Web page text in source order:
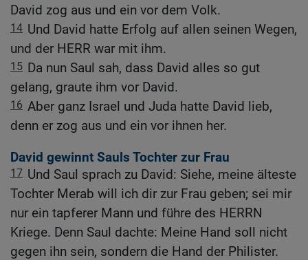
David zog aus und ein vor dem Volk.
14 Und David hatte Erfolg auf allen seinen Wegen,
und der HERR war mit ihm.
15 Da nun Saul sah, dass David alles so gut
gelang, graute ihm vor David.
16 Aber ganz Israel und Juda hatte David lieb,
denn er zog aus und ein vor ihnen her.
David gewinnt Sauls Tochter zur Frau
17 Und Saul sprach zu David: Siehe, meine älteste
Tochter Merab will ich dir zur Frau geben; sei mir
nur ein tapferer Mann und führe des HERRN
Kriege. Denn Saul dachte: Meine Hand soll nicht
gegen ihn sein, sondern die Hand der Philister.